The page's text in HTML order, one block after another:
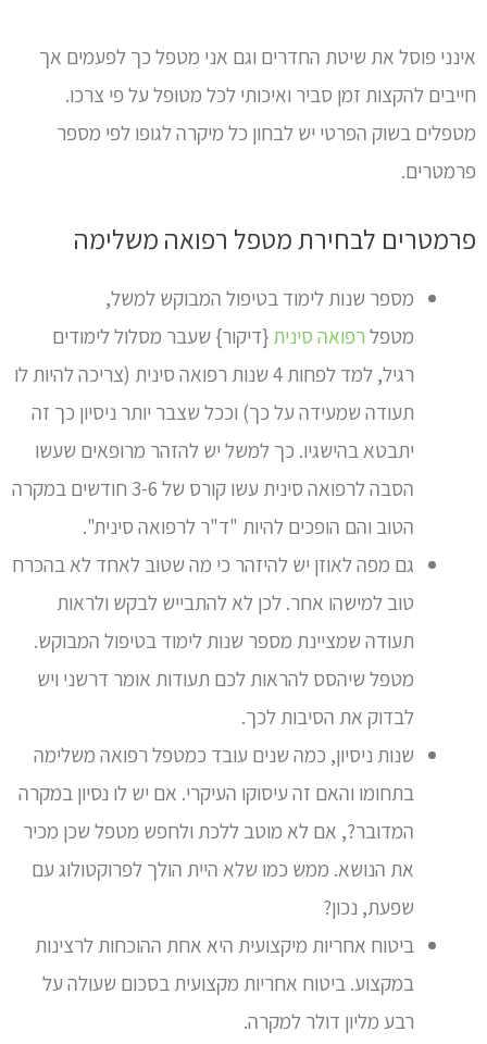
אינני פוסל את שיטת החדרים וגם אני מטפל כך לפעמים אך
חייבים להקצות זמן סביר ואיכותי לכל מטופל על פי צרכו.
מטפלים בשוק הפרטי יש לבחון כל מיקרה לגופו לפי מספר
פרמטרים.
פרמטרים לבחירת מטפל רפואה משלימה
מספר שנות לימוד בטיפול המבוקש למשל,
מטפלרפואה סינית{דיקור} שעבר מסלול לימודים
רגיל, למד לפחות 4 שנות רפואה סינית (צריכה להיות לו
תעודה שמעידה על כך) וככל שצבר יותר ניסיון כך זה
יתבטא בהישגיו. כך למשל יש להזהר מרופאים שעשו
הסבה לרפואה סינית עשו קורס של 3-6 חודשים במקרה
הטוב והם הופכים להיות "ד"ר לרפואה סינית".
גם מפה לאוזן יש להיזהר כי מה שטוב לאחד לא בהכרח
טוב למישהו אחר. לכן לא להתבייש לבקש ולראות
תעודה שמציינת מספר שנות לימוד בטיפול המבוקש.
מטפל שיהסס להראות לכם תעודות אומר דרשני ויש
לבדוק את הסיבות לכך.
שנות ניסיון, כמה שנים עובד כמטפל רפואה משלימה
בתחומו והאם זה עיסוקו העיקרי. אם יש לו נסיון במקרה
המדובר?, אם לא מוטב ללכת ולחפש מטפל שכן מכיר
את הנושא. ממש כמו שלא היית הולך לפרוקטולוג עם
שפעת, נכון?
ביטוח אחריות מיקצועית היא אחת ההוכחות לרצינות
במקצוע. ביטוח אחריות מקצועית בסכום שעולה על
רבע מליון דולר למקרה.